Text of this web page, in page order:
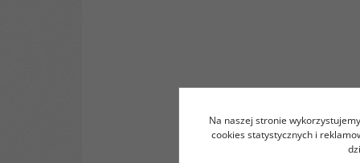
Na naszej stronie
cookies statystycznych i